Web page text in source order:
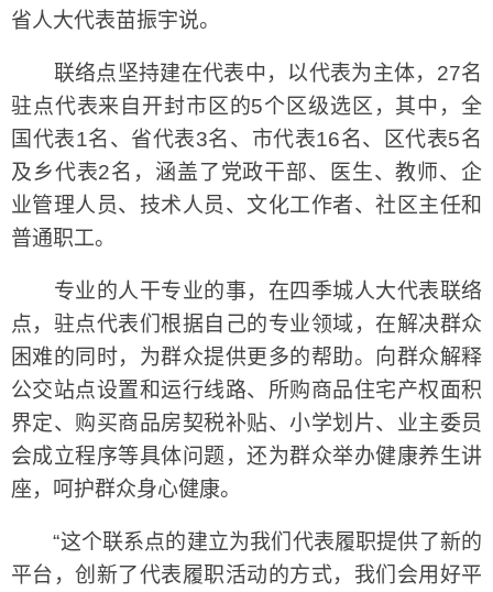
省人大代表苗振宇说。
联络点坚持建在代表中，以代表为主体，27名
驻点代表来自开封市区的5个区级选区，其中，全
国代表1名、省代表3名、市代表16名、区代表5名
及乡代表2名，涵盖了党政干部、医生、教师、企
业管理人员、技术人员、文化工作者、社区主任和
普通职工。
专业的人干专业的事，在四季城人大代表联络
点，驻点代表们根据自己的专业领域，在解决群众
困难的同时，为群众提供更多的帮助。向群众解释
公交站点设置和运行线路、所购商品住宅产权面积
界定、购买商品房契税补贴、小学划片、业主委员
会成立程序等具体问题，还为群众举办健康养生讲
座，呵护群众身心健康。
“这个联系点的建立为我们代表履职提供了新的
平台，创新了代表履职活动的方式，我们会用好平